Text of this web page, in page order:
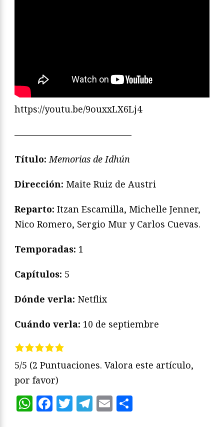
https://youtu.be/9ouxxLX6Lj4
—————————————
Título: Memorias de Idhún
Dirección: Maite Ruiz de Austri
Reparto: Itzan Escamilla, Michelle Jenner,
Nico Romero, Sergio Mur y Carlos Cuevas.
Temporadas: 1
Capítulos: 5
Dónde verla: Netflix
Cuándo verla: 10 de septiembre
5/5 (2 Puntuaciones. Valora este artículo,
por favor)
WhatsApp
Facebook
Twitter
Telegram
Email